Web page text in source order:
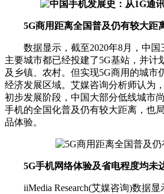
5G商用距离全国普及仍有较大距
数据显示，截至2020年8月，中国
主要城市都已经投建了5G基站，并计
及乡镇、农村。但实现5G商用的城市
经济发展区域。艾媒咨询分析师认为
初步发展阶段，中国大部分低线城市
手机的全国化普及仍有较大距离，也
品体验。
5G手机网络体验及省电程度均未
iiMedia Research(艾媒咨询)数据显